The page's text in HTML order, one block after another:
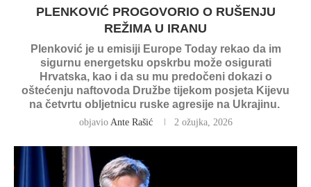
PLENKOVIĆ PROGOVORIO O RUŠENJU
REŽIMA U IRANU
Plenković je u emisiji Europe Today rekao da im
sigurnu energetsku opskrbu može osigurati
Hrvatska, kao i da su mu predočeni dokazi o
oštećenju naftovoda Družbe tijekom posjeta Kijevu
na četvrtu obljetnicu ruske agresije na Ukrajinu.
objavio Ante Rašić 2 ožujka, 2026